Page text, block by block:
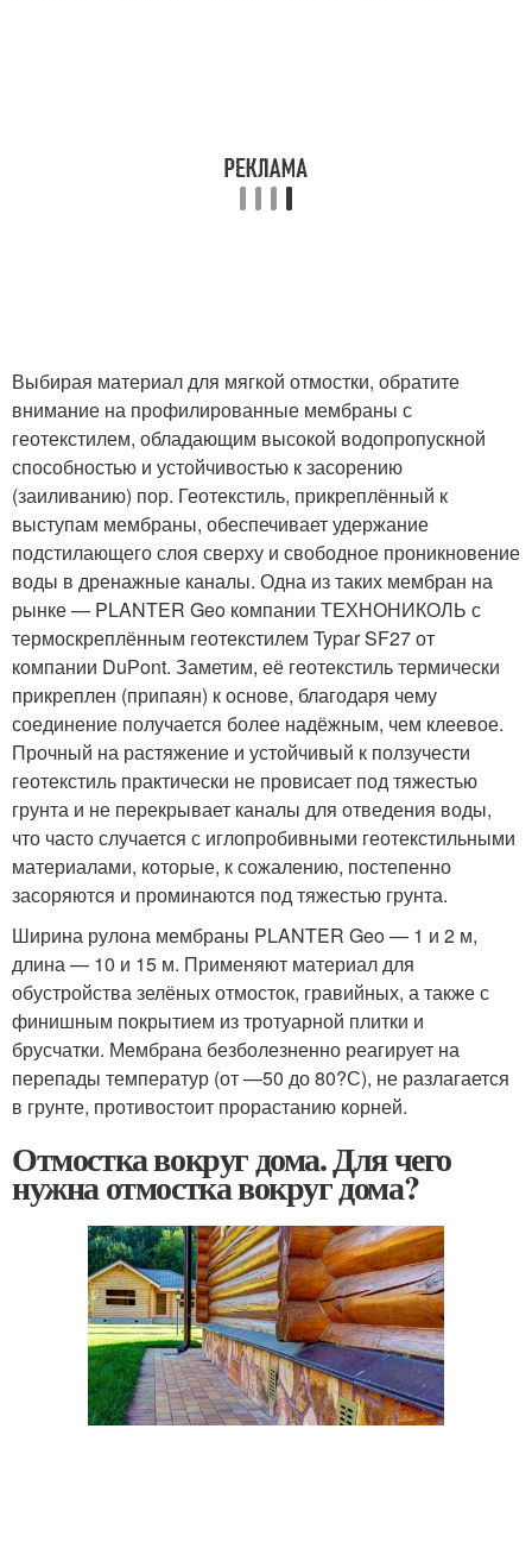
Выбирая материал для мягкой отмостки, обратите
внимание на профилированные мембраны с
геотекстилем, обладающим высокой водопропускной
способностью и устойчивостью к засорению
(заиливанию) пор. Геотекстиль, прикреплённый к
выступам мембраны, обеспечивает удержание
подстилающего слоя сверху и свободное проникновение
воды в дренажные каналы. Одна из таких мембран на
рынке — PLANTER Geo компании ТЕХНОНИКОЛЬ с
термоскреплённым геотекстилем Typar SF27 от
компании DuРont. Заметим, её геотекстиль термически
прикреплен (припаян) к основе, благодаря чему
соединение получается более надёжным, чем клеевое.
Прочный на растяжение и устойчивый к ползучести
геотекстиль практически не провисает под тяжестью
грунта и не перекрывает каналы для отведения воды,
что часто случается с иглопробивными геотекстильными
материалами, которые, к сожалению, постепенно
засоряются и проминаются под тяжестью грунта.
Ширина рулона мембраны PLANTER Geo — 1 и 2 м,
длина — 10 и 15 м. Применяют материал для
обустройства зелёных отмосток, гравийных, а также с
финишным покрытием из тротуарной плитки и
брусчатки. Мембрана безболезненно реагирует на
перепады температур (от —50 до 80?С), не разлагается
в грунте, противостоит прорастанию корней.
Отмостка вокруг дома. Для чего
нужна отмостка вокруг дома?